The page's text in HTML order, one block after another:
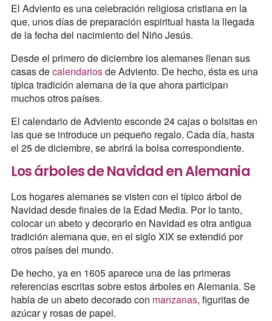
El Adviento es una celebración religiosa cristiana en la
que, unos días de preparación espiritual hasta la llegada
de la fecha del nacimiento del Niño Jesús.
Desde el primero de diciembre los alemanes llenan sus
casas decalendariosde Adviento. De hecho, ésta es una
típica tradición alemana de la que ahora participan
muchos otros países.
El calendario de Adviento esconde 24 cajas o bolsitas en
las que se introduce un pequeño regalo. Cada día, hasta
el 25 de diciembre, se abrirá la bolsa correspondiente.
Los árboles de Navidad en Alemania
Los hogares alemanes se visten con el típico árbol de
Navidad desde finales de la Edad Media. Por lo tanto,
colocar un abeto y decorarlo en Navidad es otra antigua
tradición alemana que, en el siglo XIX se extendió por
otros países del mundo.
De hecho, ya en 1605 aparece una de las primeras
referencias escritas sobre estos árboles en Alemania. Se
habla de un abeto decorado con manzanas, figuritas de
azúcar y rosas de papel.